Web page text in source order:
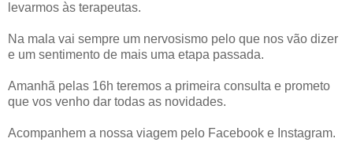
levarmos às terapeutas.
Na mala vai sempre um nervosismo pelo que nos vão dizer
e um sentimento de mais uma etapa passada.
Amanhã pelas 16h teremos a primeira consulta e prometo
que vos venho dar todas as novidades.
Acompanhem a nossa viagem pelo Facebook e Instagram.